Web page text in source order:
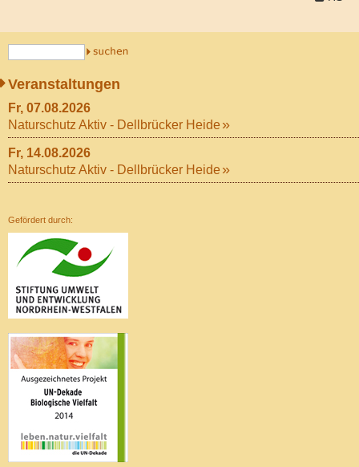
Veranstaltungen
Fr, 07.08.2026
Naturschutz Aktiv - Dellbrücker Heide
Fr, 14.08.2026
Naturschutz Aktiv - Dellbrücker Heide
Gefördert durch: